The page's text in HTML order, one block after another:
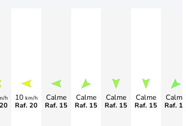
h 10 km/h
Raf. 20
Calme
Raf. 15
Calme
Raf. 15
Calme
Raf. 15
Calme
Raf. 15
Calme
Raf.